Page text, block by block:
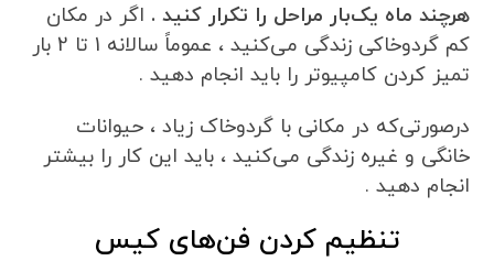
هرچند ماه یک‌بار مراحل را تکرار کنید . اگر در مکان
کم گردوخاکی زندگی می‌کنید ، عموماً سالانه 1 تا 2 بار
تمیز کردن کامپیوتر را باید انجام دهید .
درصورتی‌که در مکانی با گردوخاک زیاد ، حیوانات
خانگی و غیره زندگی می‌کنید ، باید این کار را بیشتر
انجام دهید .
تنظیم کردن فن‌های کیس